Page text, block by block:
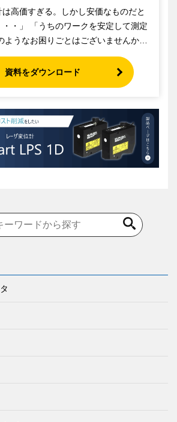
は高価すぎる。​しかし安価なものだと
・」 「うちのワークを安定して測定
ようなお困りごとはございませんか？
「Smart LPS」は、お客様のお困りご
スト・省スペース・短時間にて高精度
す。 詳細にご興味がある方はぜひダウ
資料をダウンロード